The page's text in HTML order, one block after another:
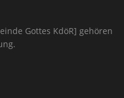
Gottes KdöR] gehören